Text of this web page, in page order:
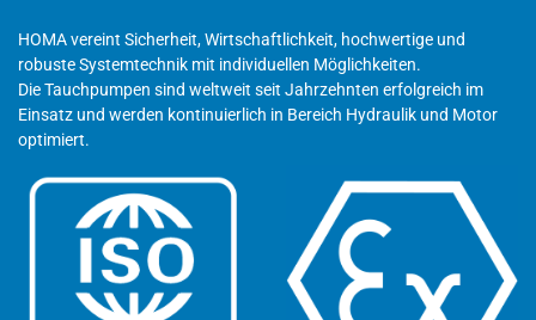
HOMA vereint Sicherheit, Wirtschaftlichkeit, hochwertige und
robuste Systemtechnik mit individuellen Möglichkeiten.
Die Tauchpumpen sind weltweit seit Jahrzehnten erfolgreich im
Einsatz und werden kontinuierlich in Bereich Hydraulik und Motor
optimiert.